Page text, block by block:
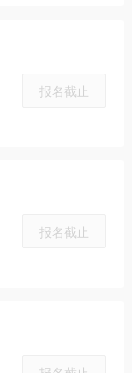
报名截止
报名截止